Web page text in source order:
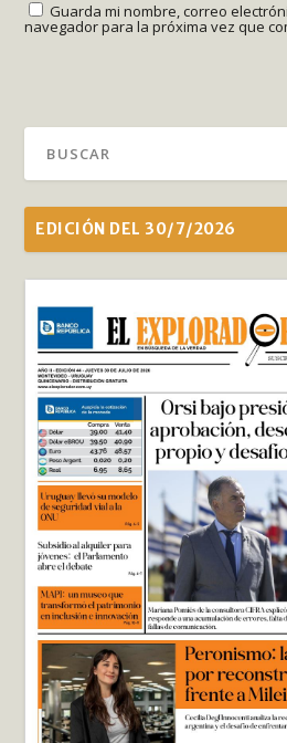
Guarda mi nombre, correo
navegador para la próxima vez que
EDICIÓN DEL 30/7/2026